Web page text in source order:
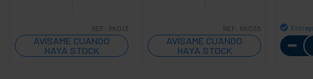
REF: RK013
AVÍSAME CUANDO
HAYA STOCK
REF: RK035
AVÍSAME CUANDO
HAYA STOCK